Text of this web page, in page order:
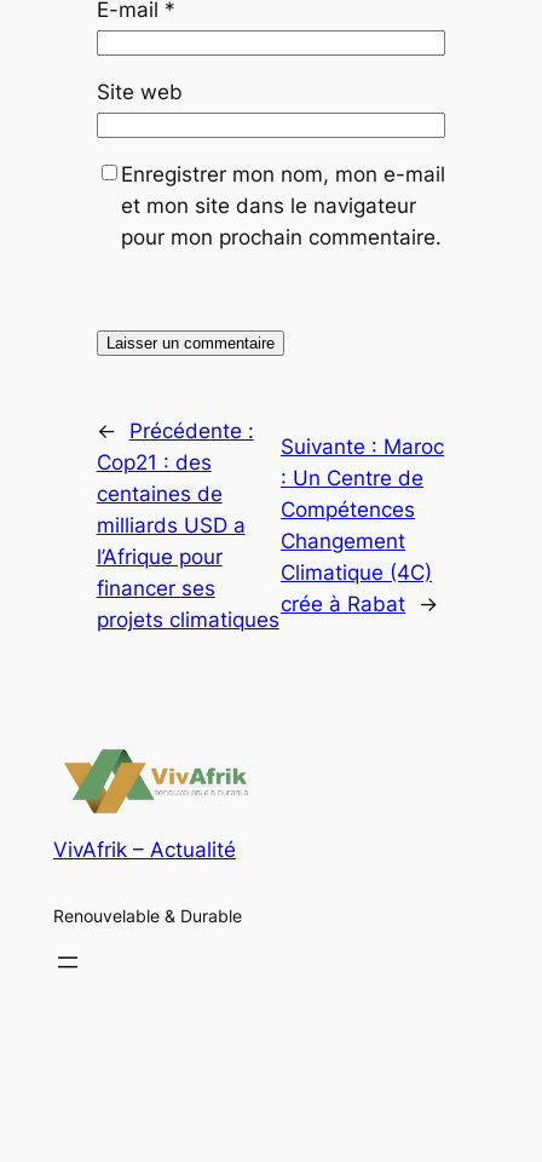
E-mail *
Site web
Enregistrer mon nom, mon e-mail
et mon site dans le navigateur
pour mon prochain commentaire.
←
Précédente :
Cop21 : des
centaines de
milliards USD a
l’Afrique pour
financer ses
projets climatiques
Suivante : Maroc
: Un Centre de
Compétences
Changement
Climatique (4C)
crée à Rabat
→
VivAfrik – Actualité
Renouvelable & Durable